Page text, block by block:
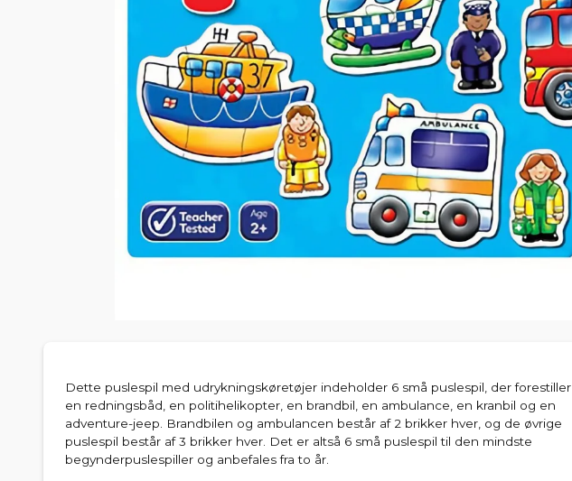
Dette puslespil med udrykningskøretøjer indeholder 6 små puslespil, der forestiller
en redningsbåd, en politihelikopter, en brandbil, en ambulance, en kranbil og en
adventure-jeep. Brandbilen og ambulancen består af 2 brikker hver, og de øvrige
puslespil består af 3 brikker hver. Det er altså 6 små puslespil til den mindste
begynderpuslespiller og anbefales fra to år.